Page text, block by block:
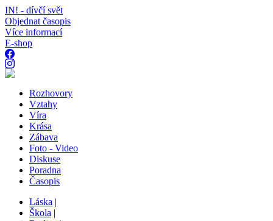
IN! - dívčí svět
Objednat časopis
Více informací
E-shop
Rozhovory
Vztahy
Víra
Krása
Zábava
Foto - Video
Diskuse
Poradna
Časopis
Láska |
Škola |